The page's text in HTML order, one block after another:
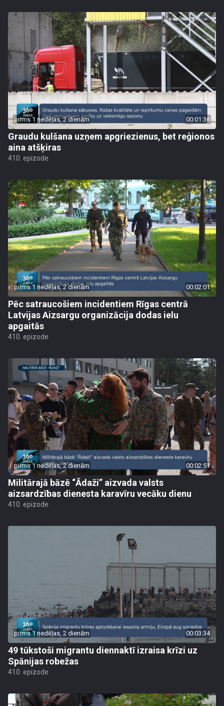
pirms 1 nedēļas, 2 dienām 00:01:36
Graudu kulšana uzņem apgriezienus, bet reģionos
aina atšķiras
410. epizode
pirms 1 nedēļas, 2 dienām 00:02:01
Pēc satraucošiem incidentiem Rīgas centrā
Latvijas Aizsargu organizācija dodas ielu
apgaitās
410. epizode
pirms 1 nedēļas, 2 dienām 00:02:51
Militārajā bāzē “Ādaži” aizvada valsts
aizsardzības dienesta karavīru vecāku dienu
410. epizode
pirms 1 nedēļas, 2 dienām 00:03:34
49 tūkstoši migrantu diennaktī izraisa krīzi uz
Spānijas robežas
410. epizode